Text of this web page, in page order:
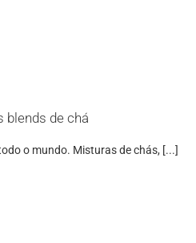
blends de chá
o mundo. Misturas de chás, [...]